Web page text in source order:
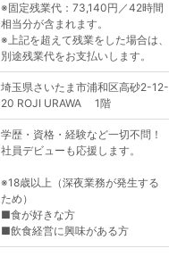
※固定残業代：73,140円／42時間
相当分が含まれます。
※上記を超えて残業をした場合は、
別途残業代をお支払いします。
埼玉県さいたま市浦和区高砂2-12-
20 ROJI URAWA 1階
学歴・資格・経験など一切不問！
社員デビューも応援します。
※18歳以上（深夜業務が発生する
ため）
■食が好きな方
■飲食経営に興味がある方